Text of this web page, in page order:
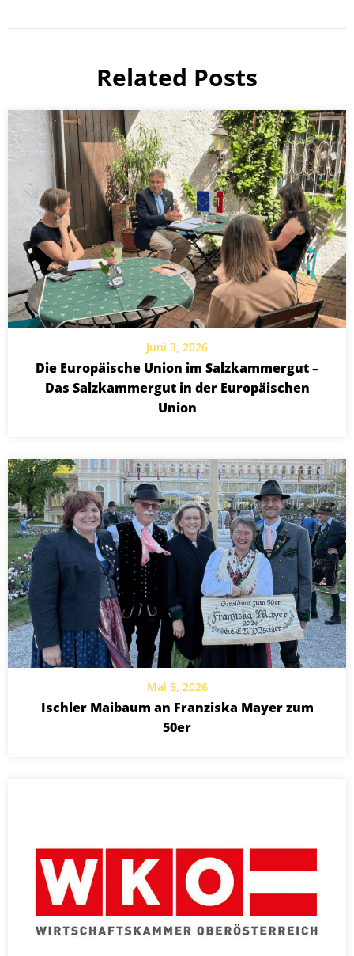
Related Posts
Juni 3, 2026
Die Europäische Union im Salzkammergut –
Das Salzkammergut in der Europäischen
Union
Mai 5, 2026
Ischler Maibaum an Franziska Mayer zum
50er